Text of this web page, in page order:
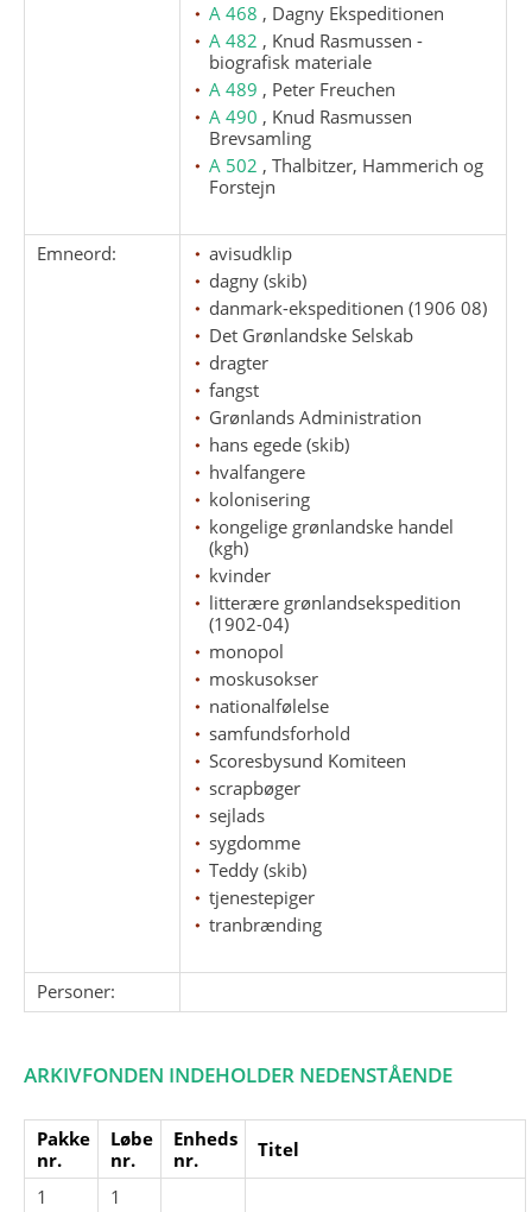
A 468 , Dagny Ekspeditionen
A 482 , Knud Rasmussen -
biografisk materiale
A 489 , Peter Freuchen
A 490 , Knud Rasmussen
Brevsamling
A 502 , Thalbitzer, Hammerich og
Forstejn
Emneord:
avisudklip
dagny (skib)
danmark-ekspeditionen (1906 08)
Det Grønlandske Selskab
dragter
fangst
Grønlands Administration
hans egede (skib)
hvalfangere
kolonisering
kongelige grønlandske handel
(kgh)
kvinder
litterære grønlandsekspedition
(1902-04)
monopol
moskusokser
nationalfølelse
samfundsforhold
Scoresbysund Komiteen
scrapbøger
sejlads
sygdomme
Teddy (skib)
tjenestepiger
tranbrænding
Personer:
ARKIVFONDEN INDEHOLDER NEDENSTÅENDE
Pakke
nr.
Løbe
nr.
Enheds
nr.
Titel
1
1